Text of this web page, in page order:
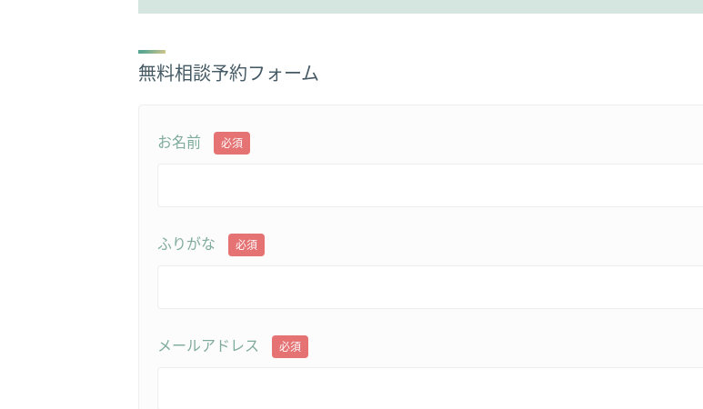
無料相談予約フォーム
お名前 必須
ふりがな 必須
メールアドレス 必須